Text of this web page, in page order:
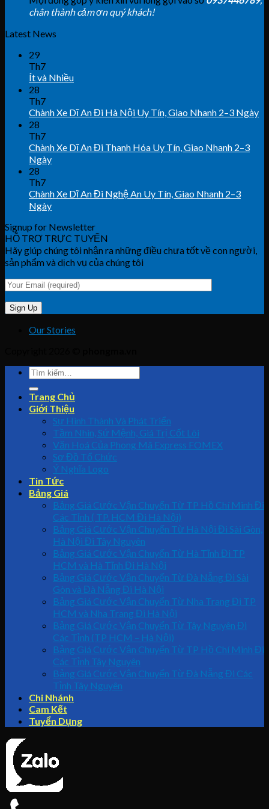
chân thành cảm ơn quý khách!
Latest News
29
Th7
Ít và Nhiều
28
Th7
Chành Xe Dĩ An Đi Hà Nội Uy Tín, Giao Nhanh 2–3 Ngày
28
Th7
Chành Xe Dĩ An Đi Thanh Hóa Uy Tín, Giao Nhanh 2–3
Ngày
28
Th7
Chành Xe Dĩ An Đi Nghệ An Uy Tín, Giao Nhanh 2–3
Ngày
Signup for Newsletter
HỖ TRỢ TRỰC TUYẾN
Hãy giúp chúng tôi nhận ra những điều chưa tốt về con người,
sản phẩm và dịch vụ của chúng tôi
Our Stories
Trang Chủ
Giới Thiệu
Sự Hình Thành Và Phát Triển
Tầm Nhìn, Sứ Mệnh, Giá Trị Cốt Lõi
Văn Hoá Của Phong Mã Express FOMEX
Sơ Đồ Tổ Chức
Ý Nghĩa Logo
Tin Tức
Bảng Giá
Bảng Giá Cước Vận Chuyển Từ TP Hồ Chí Minh Đi
Các Tỉnh ( TP. HCM Đi Hà Nội)
Bảng Giá Cước Vận Chuyển Từ Hà Nội Đi Sài Gòn,
Hà Nội Đi Tây Nguyên
Bảng Giá Cước Vận Chuyển Từ Hà Tĩnh Đi TP
HCM và Hà Tĩnh Đi Hà Nội
Bảng Giá Cước Vận Chuyển Từ Đà Nẵng Đi Sài
Gòn và Đà Nẵng Đi Hà Nội
Bảng Giá Cước Vận Chuyển Từ Nha Trang Đi TP
HCM và Nha Trang Đi Hà Nội
Bảng Giá Cước Vận Chuyển Từ Tây Nguyên Đi
Các Tỉnh (TP HCM – Hà Nội)
Bảng Giá Cước Vận Chuyển Từ TP Hồ Chí Minh Đi
Các Tỉnh Tây Nguyên
Bảng Giá Cước Vận Chuyển Từ Đà Nẵng Đi Các
Tỉnh Tây Nguyên
Chi Nhánh
Cam Kết
Tuyển Dụng